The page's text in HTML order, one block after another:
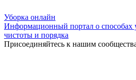
Уборка онлайн
Информационный портал о способах
чистоты и порядка
Присоединяйтесь к нашим